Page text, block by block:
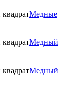
Медные
Медный
Медный